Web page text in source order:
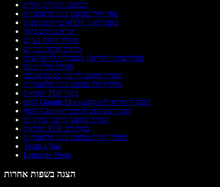
הכתבה והקלדה קולית
עוזר קולי מבוסס בינה מלאכותית
המרת טקסט ל-PDF באנדרואיד
קורא טקסט בקול
מחולל קולות נשיים
מחולל קולות גבריים
אפליקציות הקריאה המובילות לדיסלקציה
מחולל קול רובוטי
המרת טקסט לדיבור בסגנון אנימה
מחליף קול מבוסס בינה מלאכותית
הקראת PDF בקול
האם Google Docs יכול להקריא לי טקסט?
תוסף Chrome להמרת טקסט לדיבור
המרת טקסט לדיבור בהינדית
הקראת PDF בקול רם
מחולל קולות מבוסס בינה מלאכותית
Texto a Voz
Leitor de Texto
הצגה בשפות אחרות